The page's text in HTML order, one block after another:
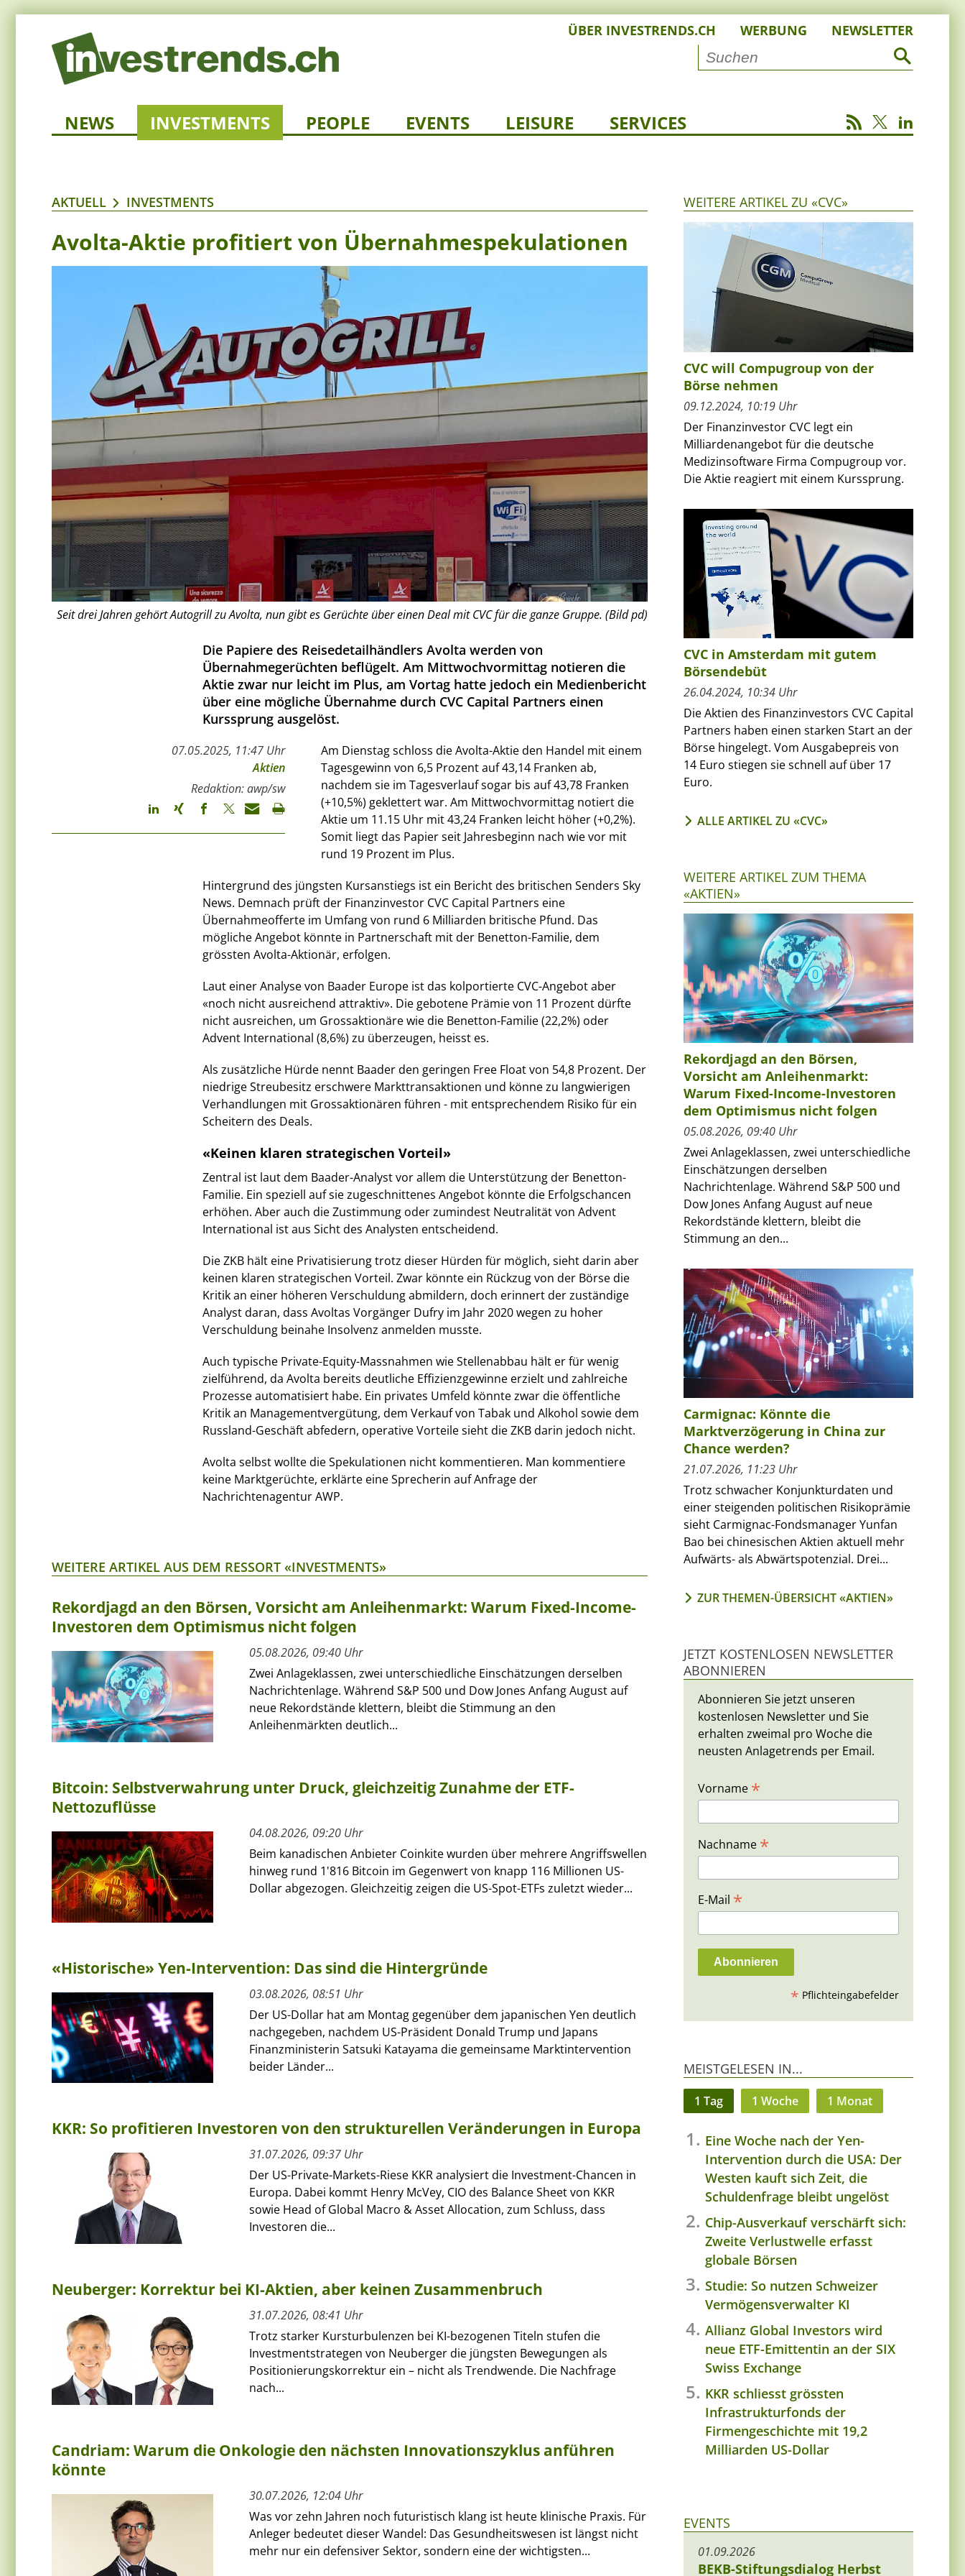
ÜBER INVESTRENDS.CH WERBUNG NEWSLETTER
NEWS INVESTMENTS PEOPLE EVENTS LEISURE SERVICES
AKTUELL INVESTMENTS
Avolta-Aktie profitiert von Übernahmespekulationen
Seit drei Jahren gehört Autogrill zu Avolta, nun gibt es Gerüchte über einen Deal mit CVC für die ganze Gruppe. (Bild pd)
Die Papiere des Reisedetailhändlers Avolta werden von
Übernahmegerüchten beflügelt. Am Mittwochvormittag notieren die
Aktie zwar nur leicht im Plus, am Vortag hatte jedoch ein Medienbericht
über eine mögliche Übernahme durch CVC Capital Partners einen
Kurssprung ausgelöst.
07.05.2025, 11:47 Uhr
Aktien
Redaktion: awp/sw
Am Dienstag schloss die Avolta-Aktie den Handel mit einem
Tagesgewinn von 6,5 Prozent auf 43,14 Franken ab,
nachdem sie im Tagesverlauf sogar bis auf 43,78 Franken
(+10,5%) geklettert war. Am Mittwochvormittag notiert die
Aktie um 11.15 Uhr mit 43,24 Franken leicht höher (+0,2%).
Somit liegt das Papier seit Jahresbeginn nach wie vor mit
rund 19 Prozent im Plus.
Hintergrund des jüngsten Kursanstiegs ist ein Bericht des britischen Senders Sky
News. Demnach prüft der Finanzinvestor CVC Capital Partners eine
Übernahmeofferte im Umfang von rund 6 Milliarden britische Pfund. Das
mögliche Angebot könnte in Partnerschaft mit der Benetton-Familie, dem
grössten Avolta-Aktionär, erfolgen.
Laut einer Analyse von Baader Europe ist das kolportierte CVC-Angebot aber
«noch nicht ausreichend attraktiv». Die gebotene Prämie von 11 Prozent dürfte
nicht ausreichen, um Grossaktionäre wie die Benetton-Familie (22,2%) oder
Advent International (8,6%) zu überzeugen, heisst es.
Als zusätzliche Hürde nennt Baader den geringen Free Float von 54,8 Prozent. Der
niedrige Streubesitz erschwere Markttransaktionen und könne zu langwierigen
Verhandlungen mit Grossaktionären führen - mit entsprechendem Risiko für ein
Scheitern des Deals.
«Keinen klaren strategischen Vorteil»
Zentral ist laut dem Baader-Analyst vor allem die Unterstützung der Benetton-
Familie. Ein speziell auf sie zugeschnittenes Angebot könnte die Erfolgschancen
erhöhen. Aber auch die Zustimmung oder zumindest Neutralität von Advent
International ist aus Sicht des Analysten entscheidend.
Die ZKB hält eine Privatisierung trotz dieser Hürden für möglich, sieht darin aber
keinen klaren strategischen Vorteil. Zwar könnte ein Rückzug von der Börse die
Kritik an einer höheren Verschuldung abmildern, doch erinnert der zuständige
Analyst daran, dass Avoltas Vorgänger Dufry im Jahr 2020 wegen zu hoher
Verschuldung beinahe Insolvenz anmelden musste.
Auch typische Private-Equity-Massnahmen wie Stellenabbau hält er für wenig
zielführend, da Avolta bereits deutliche Effizienzgewinne erzielt und zahlreiche
Prozesse automatisiert habe. Ein privates Umfeld könnte zwar die öffentliche
Kritik an Managementvergütung, dem Verkauf von Tabak und Alkohol sowie dem
Russland-Geschäft abfedern, operative Vorteile sieht die ZKB darin jedoch nicht.
Avolta selbst wollte die Spekulationen nicht kommentieren. Man kommentiere
keine Marktgerüchte, erklärte eine Sprecherin auf Anfrage der
Nachrichtenagentur AWP.
WEITERE ARTIKEL AUS DEM RESSORT «INVESTMENTS»
Rekordjagd an den Börsen, Vorsicht am Anleihenmarkt: Warum Fixed-Income-
Investoren dem Optimismus nicht folgen
05.08.2026, 09:40 Uhr
Zwei Anlageklassen, zwei unterschiedliche Einschätzungen derselben
Nachrichtenlage. Während S&P 500 und Dow Jones Anfang August auf
neue Rekordstände klettern, bleibt die Stimmung an den
Anleihenmärkten deutlich...
Bitcoin: Selbstverwahrung unter Druck, gleichzeitig Zunahme der ETF-
Nettozuflüsse
04.08.2026, 09:20 Uhr
Beim kanadischen Anbieter Coinkite wurden über mehrere Angriffswellen
hinweg rund 1'816 Bitcoin im Gegenwert von knapp 116 Millionen US-
Dollar abgezogen. Gleichzeitig zeigen die US-Spot-ETFs zuletzt wieder...
«Historische» Yen-Intervention: Das sind die Hintergründe
03.08.2026, 08:51 Uhr
Der US-Dollar hat am Montag gegenüber dem japanischen Yen deutlich
nachgegeben, nachdem US-Präsident Donald Trump und Japans
Finanzministerin Satsuki Katayama die gemeinsame Marktintervention
beider Länder...
KKR: So profitieren Investoren von den strukturellen Veränderungen in Europa
31.07.2026, 09:37 Uhr
Der US-Private-Markets-Riese KKR analysiert die Investment-Chancen in
Europa. Dabei kommt Henry McVey, CIO des Balance Sheet von KKR
sowie Head of Global Macro & Asset Allocation, zum Schluss, dass
Investoren die...
Neuberger: Korrektur bei KI-Aktien, aber keinen Zusammenbruch
31.07.2026, 08:41 Uhr
Trotz starker Kursturbulenzen bei KI-bezogenen Titeln stufen die
Investmentstrategen von Neuberger die jüngsten Bewegungen als
Positionierungskorrektur ein – nicht als Trendwende. Die Nachfrage
nach...
Candriam: Warum die Onkologie den nächsten Innovationszyklus anführen
könnte
30.07.2026, 12:04 Uhr
Was vor zehn Jahren noch futuristisch klang ist heute klinische Praxis. Für
Anleger bedeutet dieser Wandel: Das Gesundheitswesen ist längst nicht
mehr nur ein defensiver Sektor, sondern eine der wichtigsten...
WEITERE ARTIKEL ZU «CVC»
CVC will Compugroup von der
Börse nehmen
09.12.2024, 10:19 Uhr
Der Finanzinvestor CVC legt ein
Milliardenangebot für die deutsche
Medizinsoftware Firma Compugroup vor.
Die Aktie reagiert mit einem Kurssprung.
CVC in Amsterdam mit gutem
Börsendebüt
26.04.2024, 10:34 Uhr
Die Aktien des Finanzinvestors CVC Capital
Partners haben einen starken Start an der
Börse hingelegt. Vom Ausgabepreis von
14 Euro stiegen sie schnell auf über 17
Euro.
ALLE ARTIKEL ZU «CVC»
WEITERE ARTIKEL ZUM THEMA
«AKTIEN»
Rekordjagd an den Börsen,
Vorsicht am Anleihenmarkt:
Warum Fixed-Income-Investoren
dem Optimismus nicht folgen
05.08.2026, 09:40 Uhr
Zwei Anlageklassen, zwei unterschiedliche
Einschätzungen derselben
Nachrichtenlage. Während S&P 500 und
Dow Jones Anfang August auf neue
Rekordstände klettern, bleibt die
Stimmung an den...
Carmignac: Könnte die
Marktverzögerung in China zur
Chance werden?
21.07.2026, 11:23 Uhr
Trotz schwacher Konjunkturdaten und
einer steigenden politischen Risikoprämie
sieht Carmignac-Fondsmanager Yunfan
Bao bei chinesischen Aktien aktuell mehr
Aufwärts- als Abwärtspotenzial. Drei...
ZUR THEMEN-ÜBERSICHT «AKTIEN»
JETZT KOSTENLOSEN NEWSLETTER
ABONNIEREN
Abonnieren Sie jetzt unseren
kostenlosen Newsletter und Sie
erhalten zweimal pro Woche die
neusten Anlagetrends per Email.
Vorname *
Nachname *
E-Mail *
* Pflichteingabefelder
MEISTGELESEN IN...
1 Tag 1 Woche 1 Monat
Eine Woche nach der Yen-
Intervention durch die USA: Der
Westen kauft sich Zeit, die
Schuldenfrage bleibt ungelöst
Chip-Ausverkauf verschärft sich:
Zweite Verlustwelle erfasst
globale Börsen
Studie: So nutzen Schweizer
Vermögensverwalter KI
Allianz Global Investors wird
neue ETF-Emittentin an der SIX
Swiss Exchange
KKR schliesst grössten
Infrastrukturfonds der
Firmengeschichte mit 19,2
Milliarden US-Dollar
EVENTS
01.09.2026
BEKB-Stiftungsdialog Herbst